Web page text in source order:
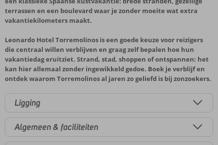
terrassen en een boulevard waar je zonder moeite wat extra
vakantiekilometers maakt.
Leonardo Hotel Torremolinos is een goede keuze voor reizigers
die centraal willen verblijven en graag zelf bepalen hoe hun
vakantiedag eruitziet. Strand, stad, shoppen of ontspannen: het
kan hier allemaal zonder ingewikkeld gedoe. Boek je verblijf en
ontdek waarom Torremolinos al jaren zo geliefd is bij zonzoekers.
Ligging
Algemeen & faciliteiten